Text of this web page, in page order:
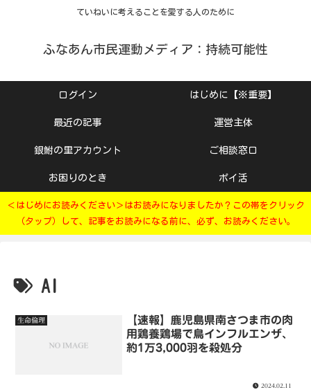
ていねいに考えることを愛する人のために
ふなあん市民運動メディア：持続可能性
ログイン はじめに【※重要】
最近の記事 運営主体
銀鮒の里アカウント ご相談窓口
お困りのとき ポイ活
＜はじめにお読みください＞はお読みになりましたか？この帯をクリック
（タップ）して、記事をお読みになる前に、必ず、お読みください。
AI
生命倫理
【速報】鹿児島県南さつま市の肉
用鶏養鶏場で鳥インフルエンザ、
約1万3,000羽を殺処分
2024.02.11